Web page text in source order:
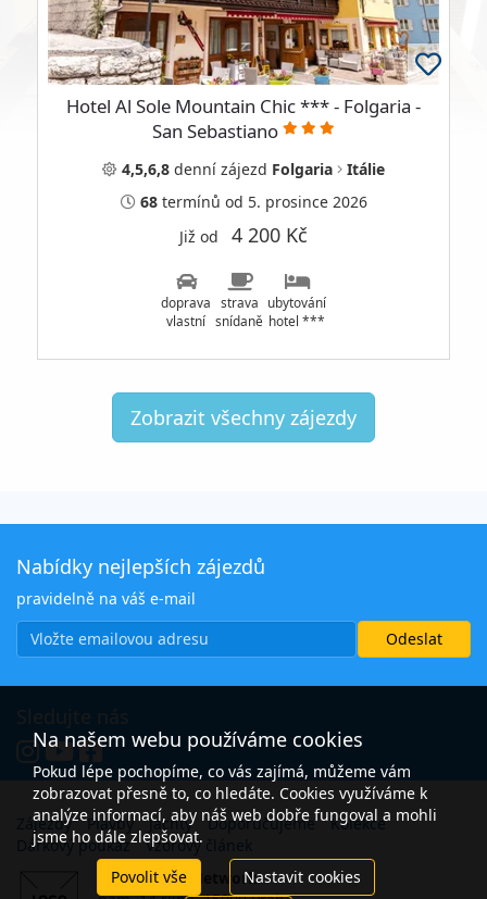
Hotel Al Sole Mountain Chic *** - Folgaria -
San Sebastiano
4,5,6,8 denní zájezd Folgaria
Itálie
68termínů od 5. prosince 2026
Již od 4 200 Kč
doprava
vlastní
strava
snídaně
ubytování
hotel ***
Zobrazit všechny zájezdy
Nabídky nejlepších zájezdů
pravidelně na váš e-mail
Zájezdy Plavby Jachty Doporučujeme
Kolekce
Dárkový poukaz
Vzorový článek
Open Travel Network
Na našem webu používáme cookies
Pokud lépe pochopíme, co vás zajímá, můžeme vám
zobrazovat přesně to, co hledáte. Cookies využíváme k
analýze informací, aby náš web dobře fungoval a mohli
jsme ho dále zlepšovat.
Povolit vše
Nastavit cookies